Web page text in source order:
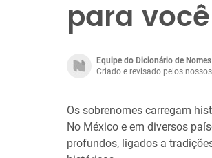
para
Equipe do Dicionário de
Criado e revisado pelos
Os sobrenomes carregam
No México e em diversos
profundos, ligados a